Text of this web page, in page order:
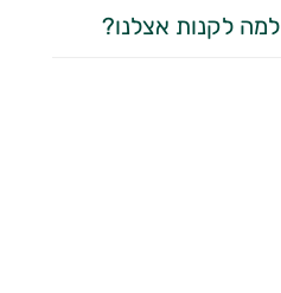
למה לקנות אצלנו?